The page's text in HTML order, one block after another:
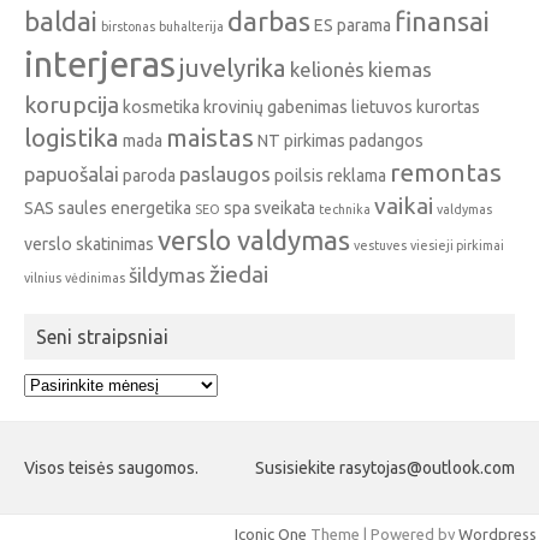
baldai birstonas buhalterija darbas ES parama finansai
interjeras juvelyrika kelionės kiemas
korupcija kosmetika krovinių gabenimas lietuvos kurortas
logistika mada maistas NT pirkimas padangos
papuošalai paroda paslaugos poilsis reklama remontas
SAS saules energetika SEO spa sveikata technika vaikai valdymas
verslo skatinimas verslo valdymas vestuves viesieji pirkimai
vilnius vėdinimas šildymas žiedai
Seni straipsniai
Seni
Visos teisės saugomos. Susisiekite rasytojas@outlook.com
Iconic One Theme | Powered by Wordpress